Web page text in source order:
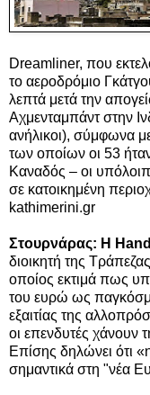
Dreamliner, που
το αεροδρόμιο
λεπτά μετά την
Αχμενταμπάντ στην
ανήλικοι), σύμφωνα με
των οποίων οι 53
Καναδός – οι
σε κατοικημένη
kathimerini.gr
Στουρνάρας: H
διοικητή της
οποίος εκτιμά πως
του ευρώ ως
εξαιτίας της
οι επενδυτές χάνουν
Επίσης δηλώνει ότι
σημαντικά στη "νέα